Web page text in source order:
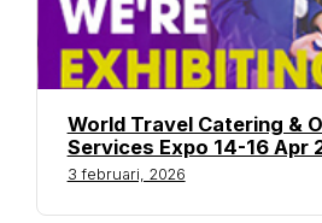
World Travel Catering &
Services Expo 14-16 Apr
3 februari, 2026